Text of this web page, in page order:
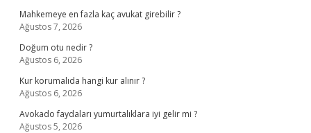
Mahkemeye en fazla kaç avukat girebilir ?
Ağustos 7, 2026
Doğum otu nedir ?
Ağustos 6, 2026
Kur korumalıda hangi kur alınır ?
Ağustos 6, 2026
Avokado faydaları yumurtalıklara iyi gelir mi ?
Ağustos 5, 2026